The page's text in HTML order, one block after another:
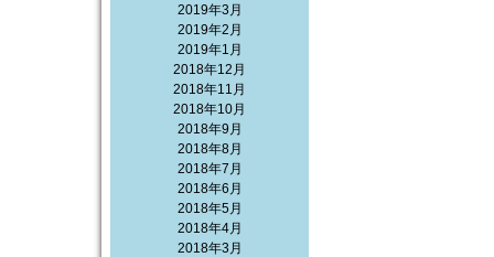
2019年3月
2019年2月
2019年1月
2018年12月
2018年11月
2018年10月
2018年9月
2018年8月
2018年7月
2018年6月
2018年5月
2018年4月
2018年3月